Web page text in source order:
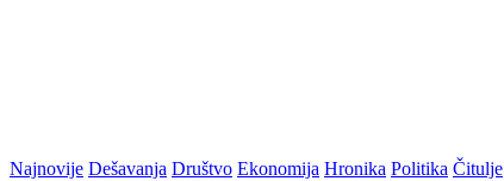
Najnovije Dešavanja Društvo Ekonomija Hronika Politika Čitulje